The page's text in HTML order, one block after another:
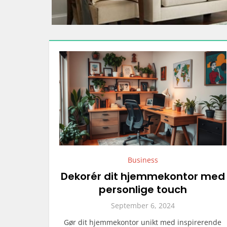
Business
Dekorér dit hjemmekontor med
personlige touch
September 6, 2024
Gør dit hjemmekontor unikt med inspirerende